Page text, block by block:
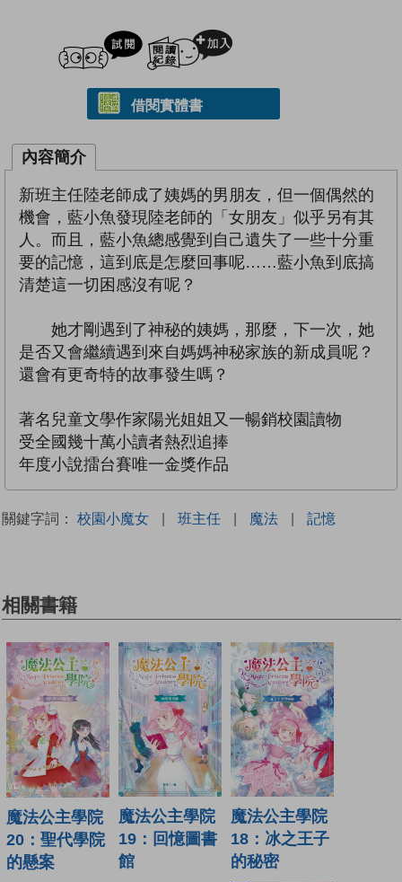
試閲
借閱實體書
內容簡介
新班主任陸老師成了姨媽的男朋友，但一個偶然的
機會，藍小魚發現陸老師的「女朋友」似乎另有其
人。而且，藍小魚總感覺到自己遺失了一些十分重
要的記憶，這到底是怎麼回事呢……藍小魚到底搞
清楚這一切困感沒有呢？
她才剛遇到了神秘的姨媽，那麼，下一次，她
是否又會繼續遇到來自媽媽神秘家族的新成員呢？
還會有更奇特的故事發生嗎？
著名兒童文學作家陽光姐姐又一暢銷校園讀物
受全國幾十萬小讀者熱烈追捧
年度小說擂台賽唯一金獎作品
關鍵字詞： 校園小魔女 | 班主任 | 魔法 | 記憶
相關書籍
魔法公主學院
20：聖代學院
的懸案
魔法公主學院
19：回憶圖書
館
魔法公主學院
18：冰之王子
的秘密